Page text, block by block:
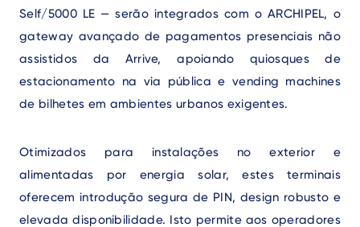
Self/5000 LE — serão integrados com o ARCHIPEL, o
gateway avançado de pagamentos presenciais não
assistidos da Arrive, apoiando quiosques de
estacionamento na via pública e vending machines
de bilhetes em ambientes urbanos exigentes.
Otimizados para instalações no exterior e
alimentadas por energia solar, estes terminais
oferecem introdução segura de PIN, design robusto e
elevada disponibilidade. Isto permite aos operadores